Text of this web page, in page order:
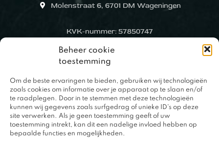
Beheer cookie
toestemming
Om de beste ervaringen te bieden, gebruiken wij technologieën
zoals cookies om informatie over je apparaat op te slaan en/of
te raadplegen. Door in te stemmen met deze technologieën
kunnen wij gegevens zoals surfgedrag of unieke ID's op deze
site verwerken. Als je geen toestemming geeft of uw
toestemming intrekt, kan dit een nadelige invloed hebben op
bepaalde functies en mogelijkheden.
Molenstraat 6, 6701 DM Wageningen
KVK-nummer: 57850747
0317 – 420848